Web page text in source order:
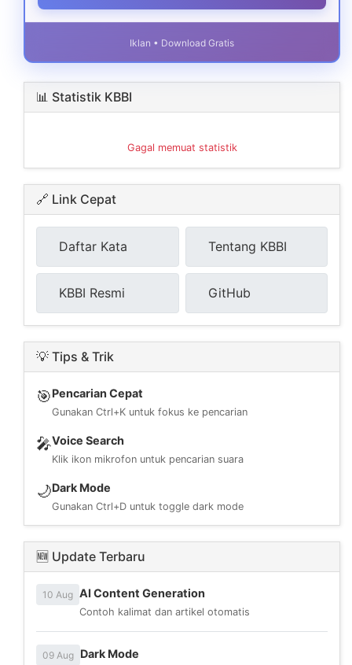
Iklan • Download Gratis
📊 Statistik KBBI
Gagal memuat statistik
🔗 Link Cepat
Daftar Kata Tentang KBBI
KBBI Resmi GitHub
💡 Tips & Trik
🎯Pencarian Cepat
Gunakan Ctrl+K untuk fokus ke pencarian
🎤Voice Search
Klik ikon mikrofon untuk pencarian suara
🌙Dark Mode
Gunakan Ctrl+D untuk toggle dark mode
🆕 Update Terbaru
10 Aug AI Content Generation
Contoh kalimat dan artikel otomatis
09 Aug Dark Mode